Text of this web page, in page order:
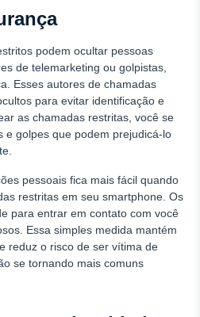
podem ocultar pessoas
de telemarketing ou golpistas,
Esses autores de chamadas
para evitar identificação e
as chamadas restritas, você se
e golpes que podem prejudicá-lo
pessoais fica mais fácil quando
restritas em seu smartphone. Os
para entrar em contato com você
Essa simples medida mantém
reduz o risco de ser vítima de
se tornando mais comuns